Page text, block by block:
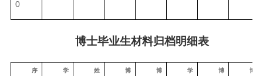
0
博士毕业生材料归档明细表
序 学 姓 博 博 学 博 博